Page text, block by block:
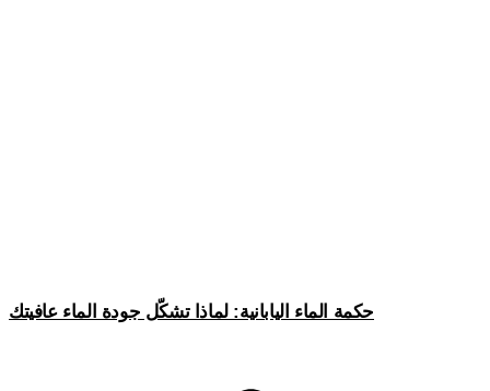
حكمة الماء اليابانية: لماذا تشكّل جودة الماء عافيتك